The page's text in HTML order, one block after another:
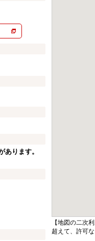
ります。
【地図の二次
超えて、許可